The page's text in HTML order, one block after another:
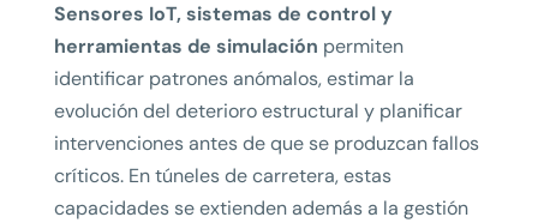
Sensores IoT, sistemas de control y
herramientas de simulación permiten
identificar patrones anómalos, estimar la
evolución del deterioro estructural y planificar
intervenciones antes de que se produzcan fallos
críticos. En túneles de carretera, estas
capacidades se extienden además a la gestión